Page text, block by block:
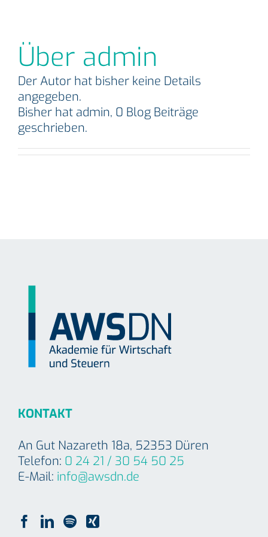
Über admin
Der Autor hat bisher keine Details
angegeben.
Bisher hat admin, 0 Blog Beiträge
geschrieben.
KONTAKT
An Gut Nazareth 18a, 52353 Düren
Telefon: 0 24 21 / 30 54 50 25
E-Mail: info@awsdn.de